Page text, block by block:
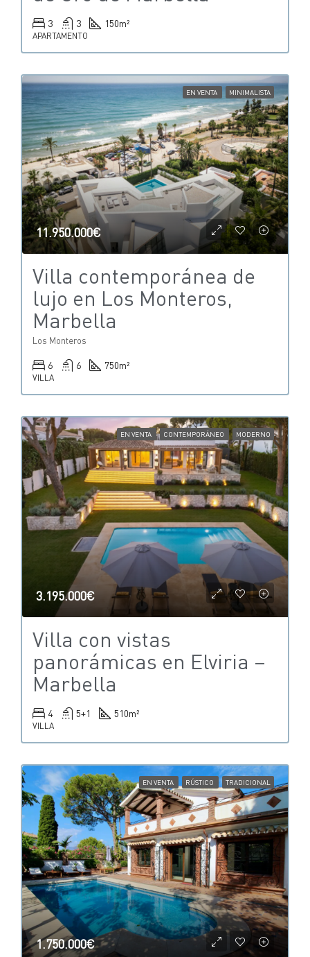
3 3 150m²
APARTAMENTO
EN VENTA MINIMALISTA
11.950.000€
Villa contemporánea de
lujo en Los Monteros,
Marbella
Los Monteros
6 6 750m²
VILLA
EN VENTA CONTEMPORÁNEO MODERNO
3.195.000€
Villa con vistas
panorámicas en Elviria –
Marbella
4 5+1 510m²
VILLA
EN VENTA RÚSTICO TRADICIONAL
1.750.000€